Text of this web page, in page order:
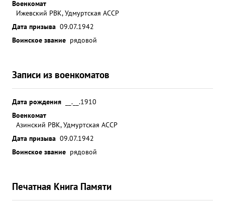
Военкомат
Ижевский РВК, Удмуртская АССР
Дата призыва 09.07.1942
Воинское звание рядовой
Записи из военкоматов
Дата рождения
__.__.1910
Военкомат
Азинский РВК, Удмуртская АССР
Дата призыва 09.07.1942
Воинское звание рядовой
Печатная Книга Памяти